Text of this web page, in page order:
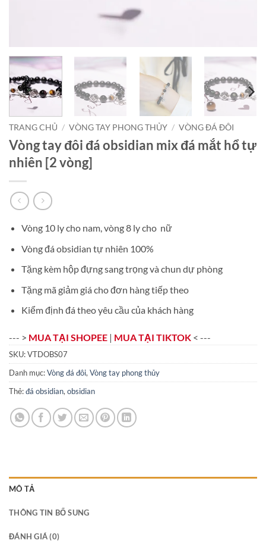
TRANG CHỦ / VÒNG TAY PHONG THỦY / VÒNG ĐÁ ĐÔI
Vòng tay đôi đá obsidian mix đá mắt hổ tự
nhiên [2 vòng]
Vòng 10 ly cho nam, vòng 8 ly cho nữ
Vòng đá obsidian tự nhiên 100%
Tặng kèm hộp đựng sang trọng và chun dự phòng
Tặng mã giảm giá cho đơn hàng tiếp theo
Kiểm định đá theo yêu cầu của khách hàng
--- > MUA TẠI SHOPEE | MUA TẠI TIKTOK < ---
SKU:VTDOBS07
Danh mục:Vòng đá đôi, Vòng tay phong thủy
Thẻ:đá obsidian, obsidian
MÔ TẢ
THÔNG TIN BỔ SUNG
ĐÁNH GIÁ (0)